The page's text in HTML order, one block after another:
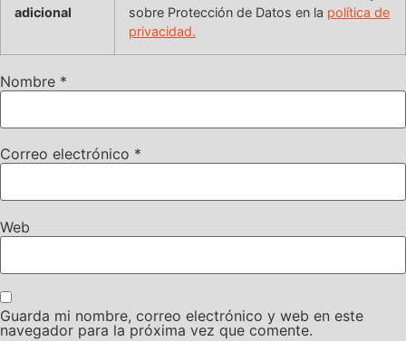
adicional
sobre Protección de Datos en la política de
privacidad.
Nombre *
Correo electrónico *
Web
Guarda mi nombre, correo electrónico y web en este
navegador para la próxima vez que comente.